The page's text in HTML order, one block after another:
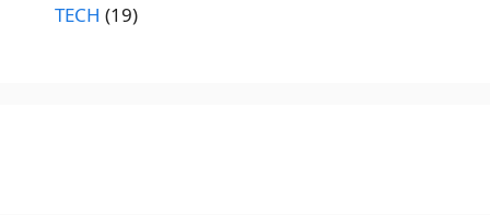
TECH (19)